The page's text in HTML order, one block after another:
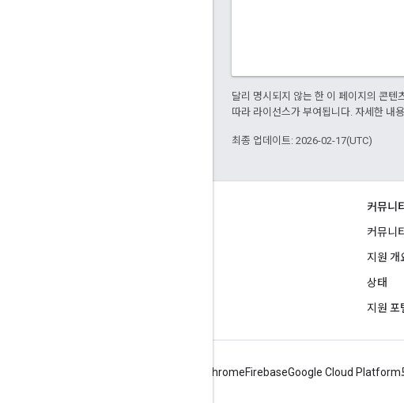
달리 명시되지 않는 한 이 페이지의 콘텐
따라 라이선스가 부여됩니다. 자세한 내
최종 업데이트: 2026-02-17(UTC)
커뮤니
커뮤니티
지원 개
상태
지원 포
ChromeFirebaseGoogle Cloud Platform